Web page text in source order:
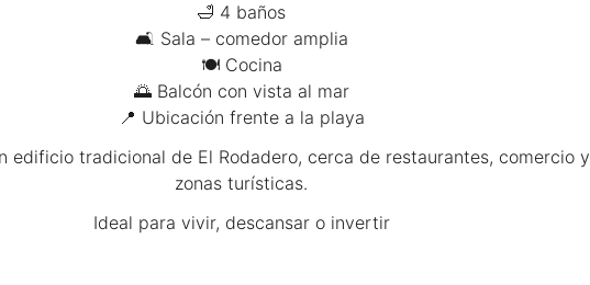
🛁 4 baños
🛋 Sala – comedor amplia
🍽 Cocina
🌅 Balcón con vista al mar
📍 Ubicación frente a la playa
edificio tradicional de El Rodadero, cerca de restaurantes, comercio y
zonas turísticas.
Ideal para vivir, descansar o invertir